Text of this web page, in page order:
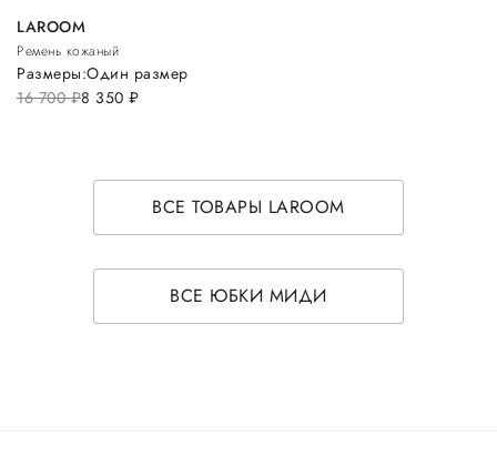
LAROOM
Ремень кожаный
16 700руб.8 350 руб.
Размеры:Один размер
ВСЕ ТОВАРЫ LAROOM
ВСЕ ЮБКИ МИДИ